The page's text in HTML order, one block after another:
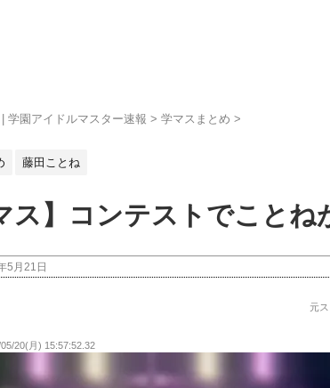
学園アイドルマスター速報 > 学マスまとめ >
藤田ことね
ス】コンテストでことね
5月21日
元ス
20(月) 15:57:52.32